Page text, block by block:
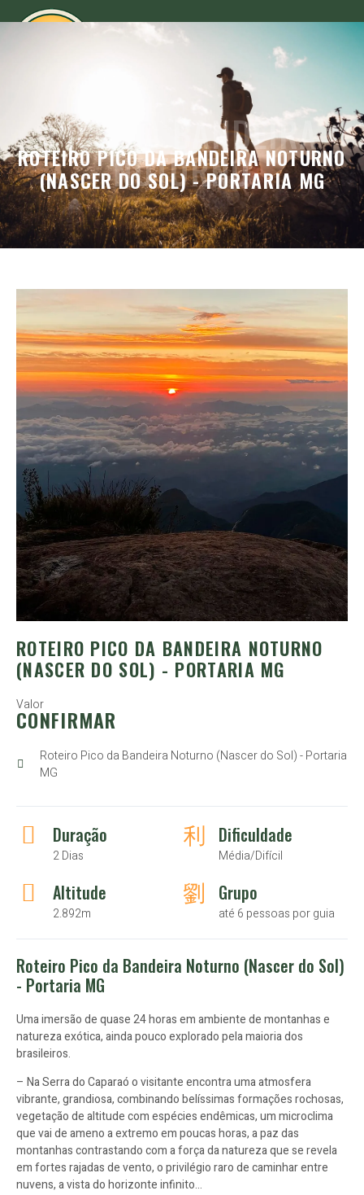
ROTEIRO PICO DA BANDEIRA NOTURNO
(NASCER DO SOL) - PORTARIA MG
PICO DA BANDEIRA
NOTURNO
ROTEIRO PICO DA BANDEIRA NOTURNO
(NASCER DO SOL) - PORTARIA MG
Valor
CONFIRMAR
Roteiro Pico da Bandeira Noturno (Nascer do Sol) - Portaria
MG
Duração
2 Dias
Dificuldade
Média/Difícil
Altitude
2.892m
Grupo
até 6 pessoas por guia
Roteiro Pico da Bandeira Noturno (Nascer do Sol)
- Portaria MG
Uma imersão de quase 24 horas em ambiente de montanhas e
natureza exótica, ainda pouco explorado pela maioria dos
brasileiros.
– Na Serra do Caparaó o visitante encontra uma atmosfera
vibrante, grandiosa, combinando belíssimas formações rochosas,
vegetação de altitude com espécies endêmicas, um microclima
que vai de ameno a extremo em poucas horas, a paz das
montanhas contrastando com a força da natureza que se revela
em fortes rajadas de vento, o privilégio raro de caminhar entre
nuvens, a vista do horizonte infinito…